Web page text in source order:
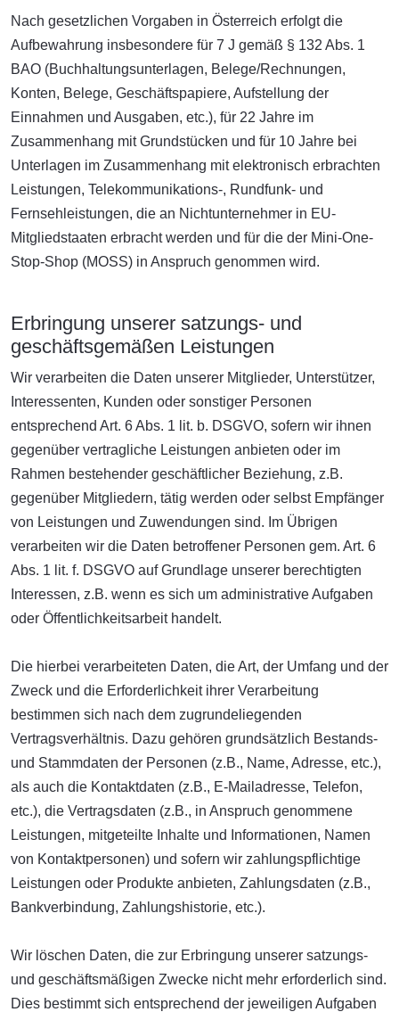
Nach gesetzlichen Vorgaben in Österreich erfolgt die
Aufbewahrung insbesondere für 7 J gemäß § 132 Abs. 1
BAO (Buchhaltungsunterlagen, Belege/Rechnungen,
Konten, Belege, Geschäftspapiere, Aufstellung der
Einnahmen und Ausgaben, etc.), für 22 Jahre im
Zusammenhang mit Grundstücken und für 10 Jahre bei
Unterlagen im Zusammenhang mit elektronisch erbrachten
Leistungen, Telekommunikations-, Rundfunk- und
Fernsehleistungen, die an Nichtunternehmer in EU-
Mitgliedstaaten erbracht werden und für die der Mini-One-
Stop-Shop (MOSS) in Anspruch genommen wird.
Erbringung unserer satzungs- und
geschäftsgemäßen Leistungen
Wir verarbeiten die Daten unserer Mitglieder, Unterstützer,
Interessenten, Kunden oder sonstiger Personen
entsprechend Art. 6 Abs. 1 lit. b. DSGVO, sofern wir ihnen
gegenüber vertragliche Leistungen anbieten oder im
Rahmen bestehender geschäftlicher Beziehung, z.B.
gegenüber Mitgliedern, tätig werden oder selbst Empfänger
von Leistungen und Zuwendungen sind. Im Übrigen
verarbeiten wir die Daten betroffener Personen gem. Art. 6
Abs. 1 lit. f. DSGVO auf Grundlage unserer berechtigten
Interessen, z.B. wenn es sich um administrative Aufgaben
oder Öffentlichkeitsarbeit handelt.
Die hierbei verarbeiteten Daten, die Art, der Umfang und der
Zweck und die Erforderlichkeit ihrer Verarbeitung
bestimmen sich nach dem zugrundeliegenden
Vertragsverhältnis. Dazu gehören grundsätzlich Bestands-
und Stammdaten der Personen (z.B., Name, Adresse, etc.),
als auch die Kontaktdaten (z.B., E-Mailadresse, Telefon,
etc.), die Vertragsdaten (z.B., in Anspruch genommene
Leistungen, mitgeteilte Inhalte und Informationen, Namen
von Kontaktpersonen) und sofern wir zahlungspflichtige
Leistungen oder Produkte anbieten, Zahlungsdaten (z.B.,
Bankverbindung, Zahlungshistorie, etc.).
Wir löschen Daten, die zur Erbringung unserer satzungs-
und geschäftsmäßigen Zwecke nicht mehr erforderlich sind.
Dies bestimmt sich entsprechend der jeweiligen Aufgaben